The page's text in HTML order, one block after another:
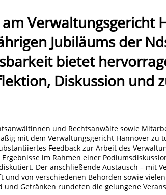
Verwaltungsgericht
Jubiläums der
bietet
Diskussion und
und Rechtsanwälte sowie
mit dem Verwaltungsgericht Hannover zu
Feedback zur Arbeit des
im Rahmen einer
Der anschließende Austausch – mit
und von verschiedenen Behörden sowie
und Getränken rundeten die gelungene